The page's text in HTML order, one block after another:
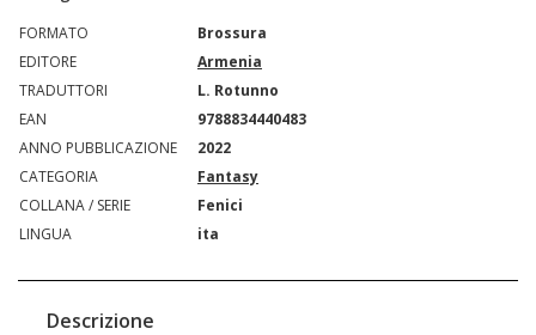
FORMATO
Brossura
EDITORE
Armenia
TRADUTTORI
L. Rotunno
EAN
9788834440483
ANNO PUBBLICAZIONE
2022
CATEGORIA
Fantasy
COLLANA / SERIE
Fenici
LINGUA
ita
Descrizione